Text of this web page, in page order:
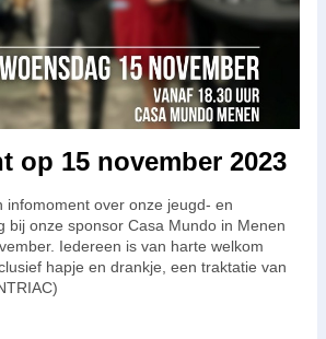
op 15 november 2023
infomoment over onze jeugd- en
bij onze sponsor Casa Mundo in Menen
Iedereen is van harte welkom
hapje en drankje, een traktatie van